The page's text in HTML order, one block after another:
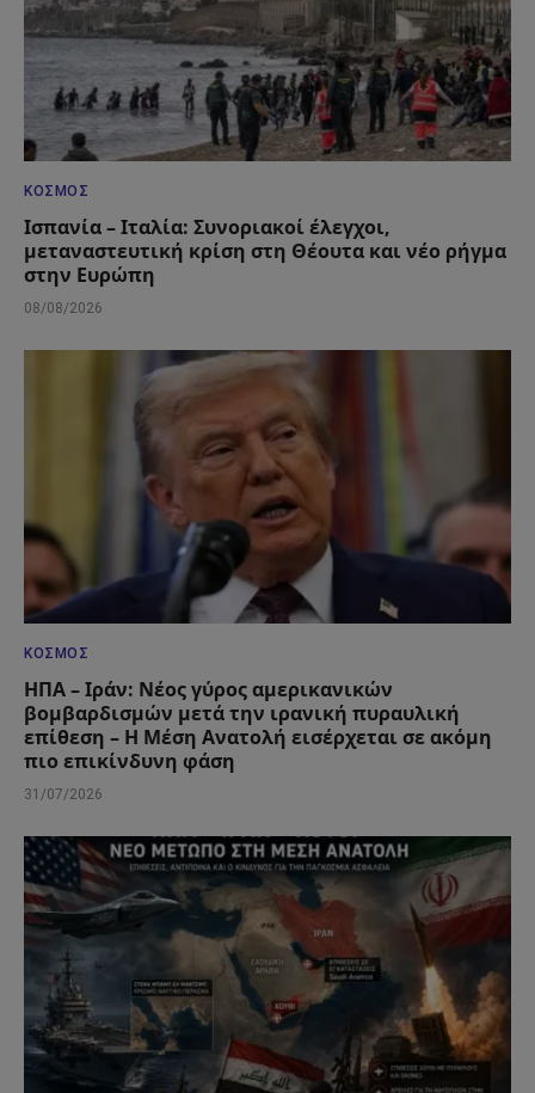
ΚΌΣΜΟΣ
Ισπανία – Ιταλία: Συνοριακοί έλεγχοι,
μεταναστευτική κρίση στη Θέουτα και νέο ρήγμα
στην Ευρώπη
08/08/2026
ΚΌΣΜΟΣ
ΗΠΑ – Ιράν: Νέος γύρος αμερικανικών
βομβαρδισμών μετά την ιρανική πυραυλική
επίθεση – Η Μέση Ανατολή εισέρχεται σε ακόμη
πιο επικίνδυνη φάση
31/07/2026